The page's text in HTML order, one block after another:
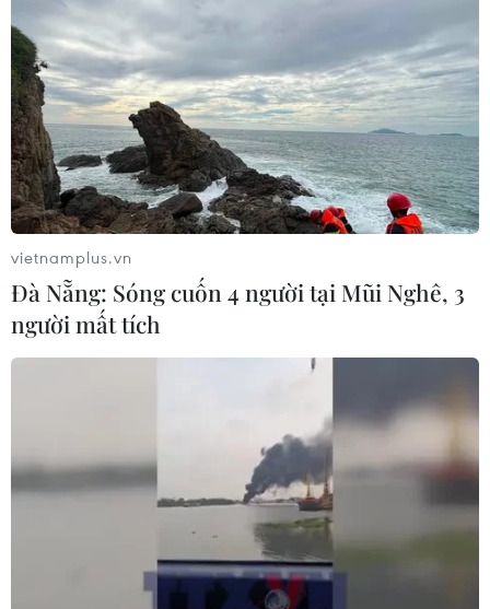
vietnamplus.vn
Đà Nẵng: Sóng cuốn 4 người tại Mũi Nghê, 3
người mất tích